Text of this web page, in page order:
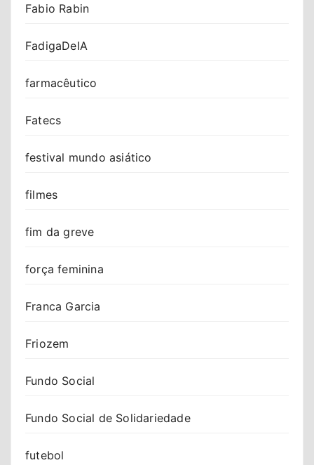
Fabio Rabin
FadigaDeIA
farmacêutico
Fatecs
festival mundo asiático
filmes
fim da greve
força feminina
Franca Garcia
Friozem
Fundo Social
Fundo Social de Solidariedade
futebol